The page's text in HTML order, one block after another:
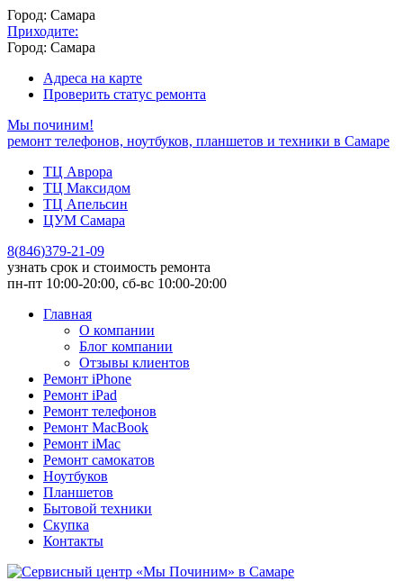
Город: Самара
Приходите:
Город: Самара
Адреса на карте
Проверить статус ремонта
Мы починим!
ремонт телефонов, ноутбуков, планшетов и техники в Самаре
ТЦ Аврора
ТЦ Максидом
ТЦ Апельсин
ЦУМ Самара
8(846)379-21-09
узнать срок и стоимость ремонта
пн-пт 10:00-20:00, сб-вс 10:00-20:00
Главная
О компании
Блог компании
Отзывы клиентов
Ремонт iPhone
Ремонт iPad
Ремонт телефонов
Ремонт MacBook
Ремонт iMac
Ремонт самокатов
Ноутбуков
Планшетов
Бытовой техники
Скупка
Контакты